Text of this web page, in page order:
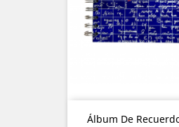
Álbum De